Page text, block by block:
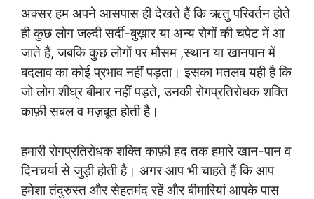
अक्सर हम अपने आसपास ही देखते हैं कि ऋतु परिवर्तन होते
ही कुछ लोग जल्दी सर्दी-बुख़ार या अन्य रोगों की चपेट में आ
जाते हैं, जबकि कुछ लोगों पर मौसम ,स्थान या खानपान में
बदलाव का कोई प्रभाव नहीं पड़ता। इसका मतलब यही है कि
जो लोग शीघ्र बीमार नहीं पड़ते, उनकी रोगप्रतिरोधक शक्ति
काफ़ी सबल व मज़बूत होती है।
हमारी रोगप्रतिरोधक शक्ति काफ़ी हद तक हमारे खान-पान व
दिनचर्या से जुड़ी होती है। अगर आप भी चाहते हैं कि आप
हमेशा तंदुरुस्त और सेहतमंद रहें और बीमारियां आपके पास